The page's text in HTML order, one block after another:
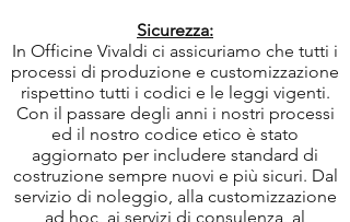
Sicurezza:
In Officine Vivaldi ci assicuriamo che tutti i
processi di produzione e customizzazione
rispettino tutti i codici e le leggi vigenti.
Con il passare degli anni i nostri processi
ed il nostro codice etico è stato
aggiornato per includere standard di
costruzione sempre nuovi e più sicuri. Dal
servizio di noleggio, alla customizzazione
ad hoc, ai servizi di consulenza, al